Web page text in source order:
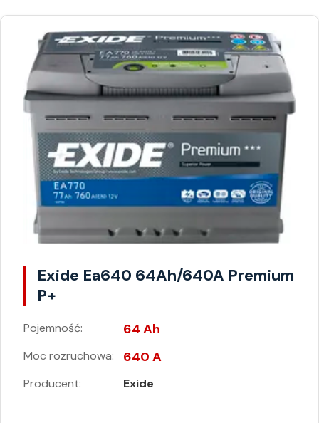
Exide Ea640 64Ah/640A Premium
P+
Pojemność: 64 Ah
Moc rozruchowa: 640 A
Producent: Exide